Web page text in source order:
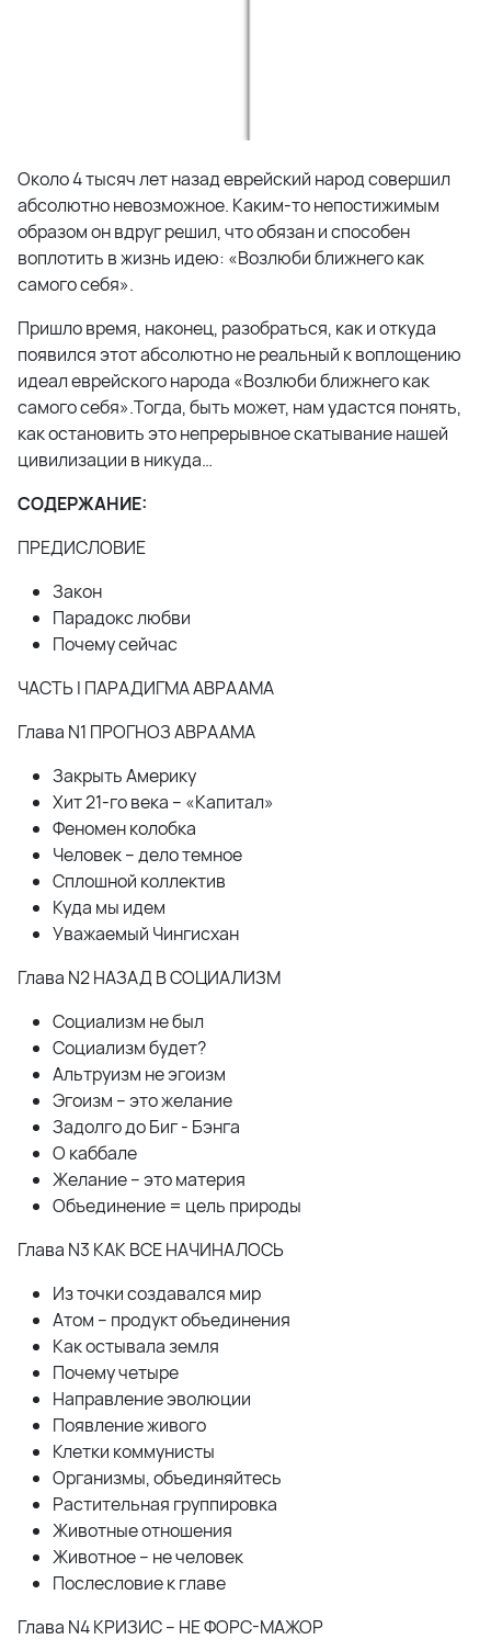
Около 4 тысяч лет назад еврейский народ совершил
абсолютно невозможное. Каким-то непостижимым
образом он вдруг решил, что обязан и способен
воплотить в жизнь идею: «Возлюби ближнего как
самого себя».
Пришло время, наконец, разобраться, как и откуда
появился этот абсолютно не реальный к воплощению
идеал еврейского народа «Возлюби ближнего как
самого себя».Тогда, быть может, нам удастся понять,
как остановить это непрерывное скатывание нашей
цивилизации в никуда…
СОДЕРЖАНИЕ:
ПРЕДИСЛОВИЕ
Закон
Парадокс любви
Почему сейчас
ЧАСТЬ I ПАРАДИГМА АВРААМА
Глава N1 ПРОГНОЗ АВРААМА
Закрыть Америку
Хит 21-го века – «Капитал»
Феномен колобка
Человек – дело темное
Сплошной коллектив
Куда мы идем
Уважаемый Чингисхан
Глава N2 НАЗАД В СОЦИАЛИЗМ
Социализм не был
Социализм будет?
Альтруизм не эгоизм
Эгоизм – это желание
Задолго до Биг - Бэнга
О каббале
Желание – это материя
Объединение = цель природы
Глава N3 КАК ВСЕ НАЧИНАЛОСЬ
Из точки создавался мир
Атом – продукт объединения
Как остывала земля
Почему четыре
Направление эволюции
Появление живого
Клетки коммунисты
Организмы, объединяйтесь
Растительная группировка
Животные отношения
Животное – не человек
Послесловие к главе
Глава N4 КРИЗИС – НЕ ФОРС-МАЖОР